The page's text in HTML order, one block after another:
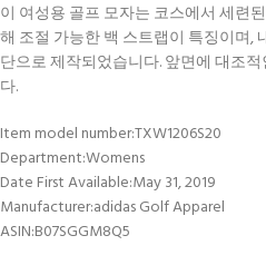
이 여성용 골프 모자는 코스에서 세련
해 조절 가능한 백 스트랩이 특징이며,
단으로 제작되었습니다. 앞면에 대조
다.
Item model number‏:‎TXW1206S20
Department‏:‎Womens
Date First Available‏:‎May 31, 2019
Manufacturer‏:‎adidas Golf Apparel
ASIN‏:‎B07SGGM8Q5